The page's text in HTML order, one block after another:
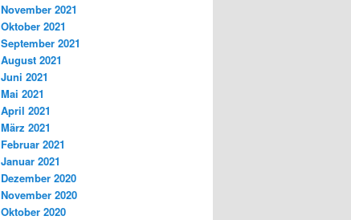
November 2021
Oktober 2021
September 2021
August 2021
Juni 2021
Mai 2021
April 2021
März 2021
Februar 2021
Januar 2021
Dezember 2020
November 2020
Oktober 2020